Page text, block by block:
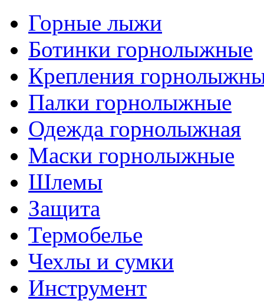
Горные лыжи
Ботинки горнолыжные
Крепления
Палки горнолыжные
Одежда горнолыжная
Маски горнолыжные
Шлемы
Защита
Термобелье
Чехлы и сумки
Инструмент